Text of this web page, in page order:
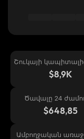
Շուկայի
$8,9K
Ծավալը 24
$648,85
Ամբողջական